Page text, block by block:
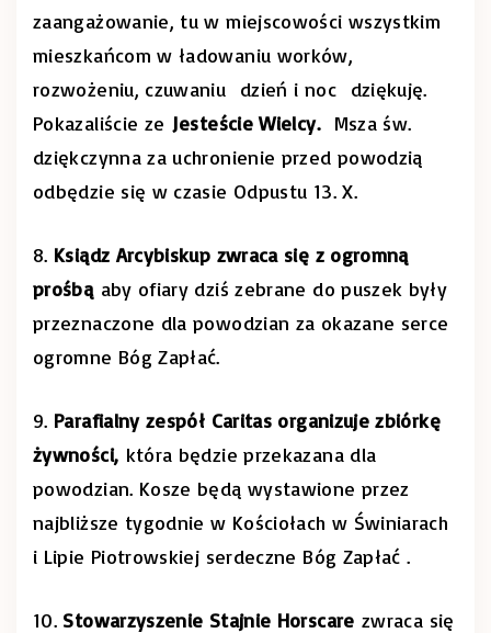
zaangażowanie, tu w miejscowości wszystkim
mieszkańcom w ładowaniu worków,
rozwożeniu, czuwaniu dzień i noc dziękuję.
Pokazaliście ze Jesteście Wielcy. Msza św.
dziękczynna za uchronienie przed powodzią
odbędzie się w czasie Odpustu 13. X.
8. Ksiądz Arcybiskup zwraca się z ogromną
prośbą aby ofiary dziś zebrane do puszek były
przeznaczone dla powodzian za okazane serce
ogromne Bóg Zapłać.
9. Parafialny zespół Caritas organizuje zbiórkę
żywności, która będzie przekazana dla
powodzian. Kosze będą wystawione przez
najbliższe tygodnie w Kościołach w Świniarach
i Lipie Piotrowskiej serdeczne Bóg Zapłać .
10. Stowarzyszenie Stajnie Horscare zwraca się